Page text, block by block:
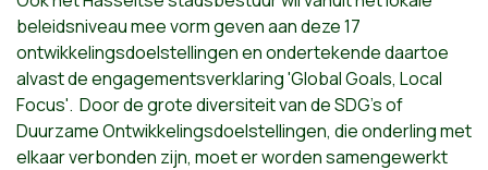
beleidsniveau mee vorm geven aan deze 17
ontwikkelingsdoelstellingen en ondertekende daartoe
alvast de engagementsverklaring 'Global Goals, Local
Focus'. Door de grote diversiteit van de SDG's of
Duurzame Ontwikkelingsdoelstellingen, die onderling met
elkaar verbonden zijn, moet er worden samengewerkt